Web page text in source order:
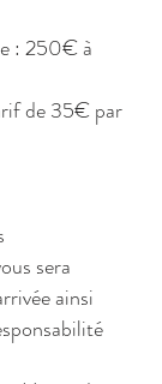
: 250€ à
de 35€ par
sera
ainsi